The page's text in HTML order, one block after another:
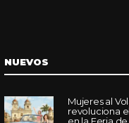
NUEVOS
Mujeres al
revoluciona